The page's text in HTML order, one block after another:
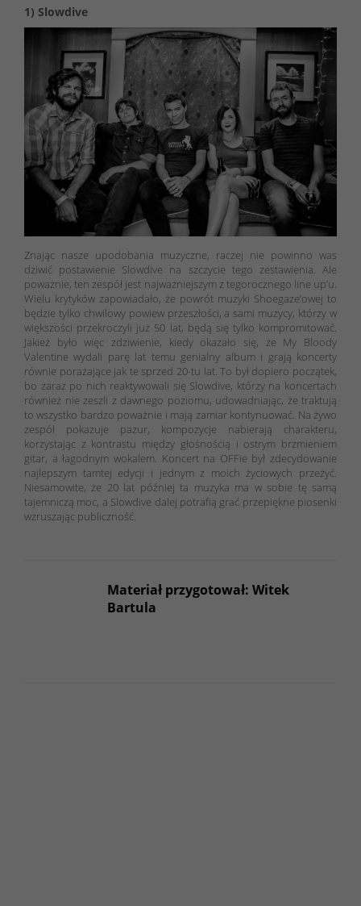
1) Slowdive
Znając nasze upodobania muzyczne, raczej nie powinno was
dziwić postawienie Slowdive na szczycie tego zestawienia. Ale
poważnie, ten zespół jest najważniejszym z tegorocznego line up’u.
Wielu krytyków zapowiadało, że powrót muzyki Shoegaze’owej to
będzie tylko chwilowy powiew przeszłości, a sami muzycy, którzy w
większości przekroczyli już 50 lat, będą się tylko kompromitować.
Jakież było więc zdziwienie, kiedy okazało się, że My Bloody
Valentine wydali parę lat temu genialny album i grają koncerty
równie porażające jak te sprzed 20-tu lat. To był dopiero początek,
bo zaraz po nich reaktywowali się Slowdive, którzy na koncertach
również nie zeszli z dawnego poziomu, udowadniając, że traktują
to wszystko bardzo poważnie i mają zamiar kontynuować. Na żywo
zespół pokazuje pazur, kompozycje nabierają charakteru,
korzystając z kontrastu między głośnością i ostrym brzmieniem
gitar, a łagodnym wokalem. Koncert na OFFie był zdecydowanie
najlepszym tamtej edycji i jednym z moich życiowych przeżyć.
Niesamowite, że 20 lat później ta muzyka ma w sobie tę samą
tajemniczą moc, a Slowdive dalej potrafią grać przepiękne piosenki
wzruszając publiczność.
Materiał przygotował: Witek
Bartula